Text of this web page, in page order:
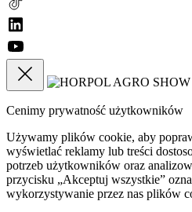
Cenimy prywatność użytkowników
Używamy plików cookie, aby
wyświetlać reklamy lub treści
potrzeb użytkowników oraz
przycisku „Akceptuj wszystkie”
wykorzystywanie przez nas plików